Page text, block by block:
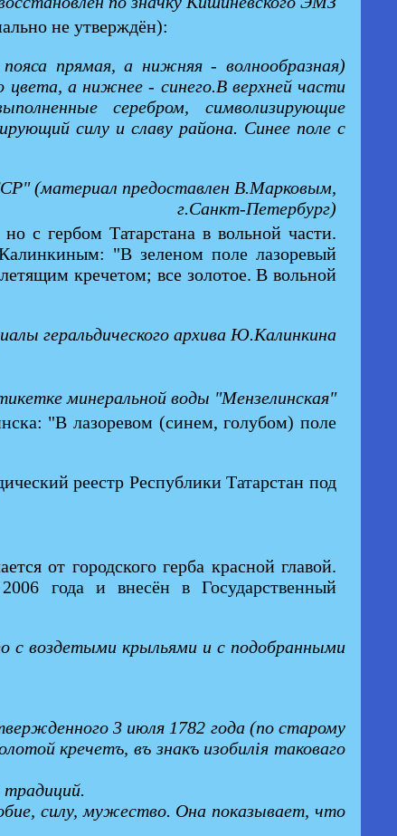
не утверждён):
прямая, а нижняя - волнообразная)
цвета, а нижнее - синего.В верхней части
серебром, символизирующие
силу и славу района. Синее поле с
(материал предоставлен В.Марковым,
г.Санкт-Петербург)
с гербом Татарстана в вольной части.
"В зеленом поле лазоревый
кречетом; все золотое. В вольной
геральдического архива Ю.Калинкина
минеральной воды "Мензелинская"
"В лазоревом (синем, голубом) поле
реестр Республики Татарстан под
от городского герба красной главой.
года и внесён в Государственный
с воздетыми крыльями и с подобранными
3 июля 1782 года (по старому
кречетъ, въ знакъ изобилiя таковаго
традиций.
силу, мужество. Она показывает, что